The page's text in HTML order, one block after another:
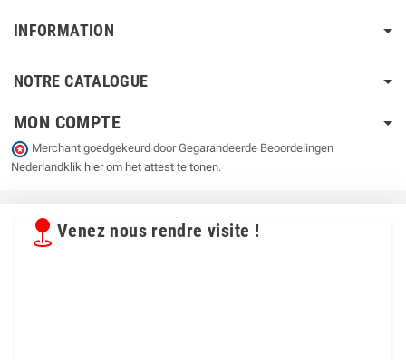
INFORMATION
NOTRE CATALOGUE
MON COMPTE
Merchant goedgekeurd door Gegarandeerde Beoordelingen
Nederlandklik hier om het attest te tonen.
Venez nous rendre visite !